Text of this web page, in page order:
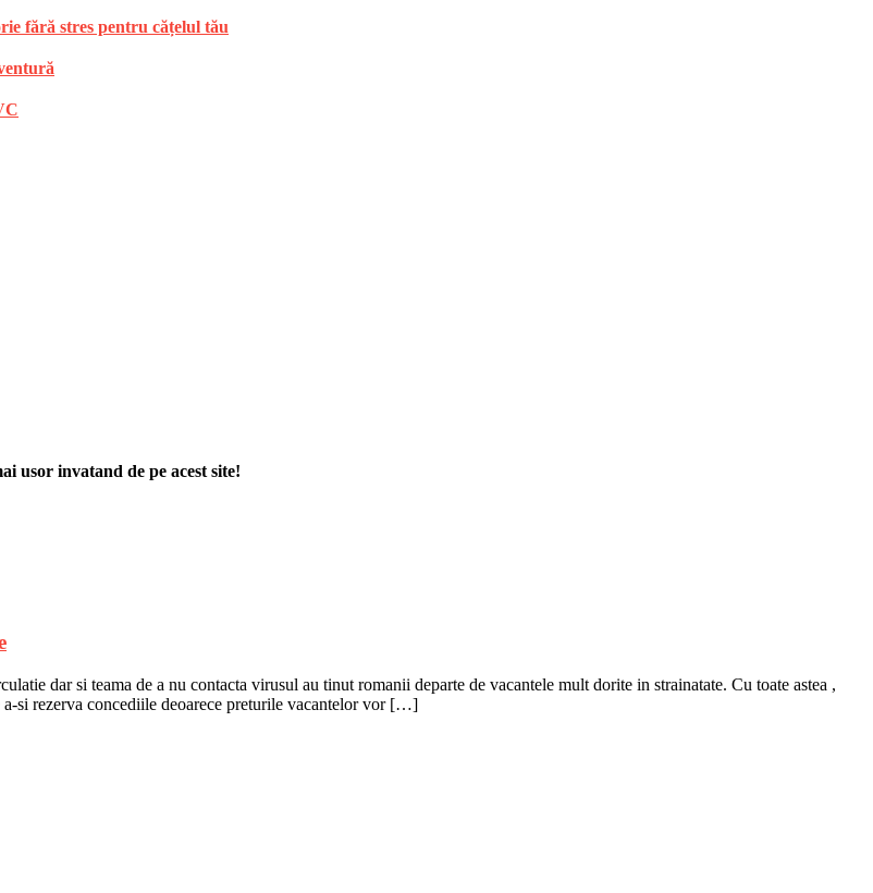
fără stres pentru cățelul tău
usor invatand de pe acest site!
dar si teama de a nu contacta virusul au tinut romanii departe de vacantele mult dorite in strainatate. Cu toate astea ,
si rezerva concediile deoarece preturile vacantelor vor […]